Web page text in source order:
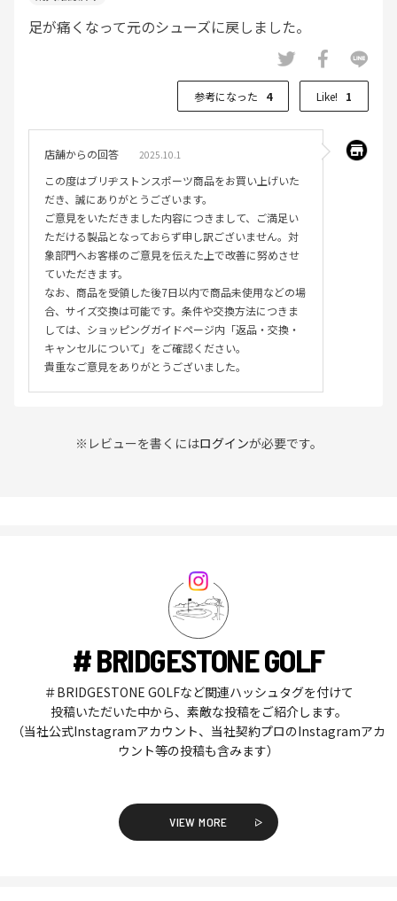
足が痛くなって元のシューズに戻しました。
参考になった 4 Like! 1
店舗からの回答 2025.10.1
この度はブリヂストンスポーツ商品をお買い上げいた
だき、誠にありがとうございます。
ご意見をいただきました内容につきまして、ご満足い
ただける製品となっておらず申し訳ございません。対
象部門へお客様のご意見を伝えた上で改善に努めさせ
ていただきます。
なお、商品を受領した後7日以内で商品未使用などの場
合、サイズ交換は可能です。条件や交換方法につきま
しては、ショッピングガイドページ内「返品・交換・
キャンセルについて」をご確認ください。
貴重なご意見をありがとうございました。
※レビューを書くにはログインが必要です。
# BRIDGESTONE GOLF
＃BRIDGESTONE GOLFなど関連ハッシュタグを付けて
投稿いただいた中から、素敵な投稿をご紹介します。
（当社公式Instagramアカウント、当社契約プロのInstagramアカ
ウント等の投稿も含みます）
VIEW MORE